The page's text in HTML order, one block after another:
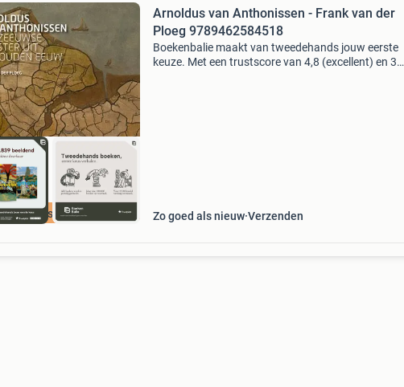
Scherpste prijs
Arnoldus van Anthonissen - Frank van der
Ploeg 9789462584518
Boekenbalie maakt van tweedehands jouw eerste
keuze. Met een trustscore van 4,8 (excellent) en 30
Zo goed als nieuw Verzenden